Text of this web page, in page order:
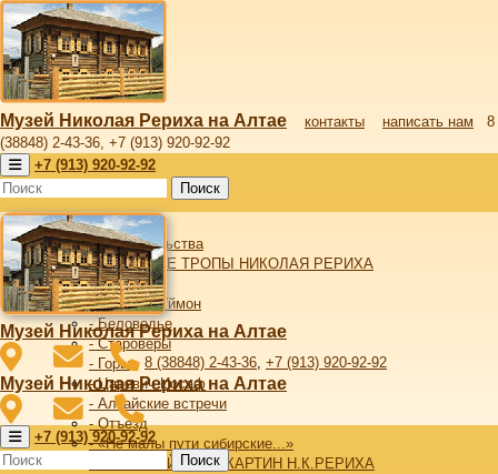
Музей Николая Рериха на Алтае контакты написать нам
8
(38848) 2-43-36, +7 (913) 920-92-92
+7 (913) 920-92-92
Поиск
Рерих и Алтай
От издательства
АЛТАЙСКИЕ ТРОПЫ НИКОЛАЯ РЕРИХА
- Алтай
- Верхний Уймон
- Беловодье
- Староверы
- Горы
- Царевич Иосаф
- Алтайские встречи
- Отъезд
- «Не малы пути сибирские...»
АЛТАЙСКИЙ ЦИКЛ КАРТИН Н.К.РЕРИХА
Музей Николая Рериха на Алтае
8 (38848) 2-43-36, +7 (913) 920-92-92
Музей Николая Рериха на Алтае
+7 (913) 920-92-92
Поиск